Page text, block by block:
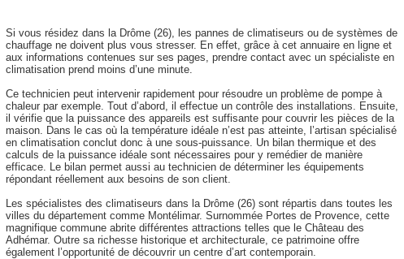
Si vous résidez dans la Drôme (26), les pannes de climatiseurs ou de systèmes de
chauffage ne doivent plus vous stresser. En effet, grâce à cet annuaire en ligne et
aux informations contenues sur ses pages, prendre contact avec un spécialiste en
climatisation prend moins d’une minute.
Ce technicien peut intervenir rapidement pour résoudre un problème de pompe à
chaleur par exemple. Tout d’abord, il effectue un contrôle des installations. Ensuite,
il vérifie que la puissance des appareils est suffisante pour couvrir les pièces de la
maison. Dans le cas où la température idéale n’est pas atteinte, l’artisan spécialisé
en climatisation conclut donc à une sous-puissance. Un bilan thermique et des
calculs de la puissance idéale sont nécessaires pour y remédier de manière
efficace. Le bilan permet aussi au technicien de déterminer les équipements
répondant réellement aux besoins de son client.
Les spécialistes des climatiseurs dans la Drôme (26) sont répartis dans toutes les
villes du département comme Montélimar. Surnommée Portes de Provence, cette
magnifique commune abrite différentes attractions telles que le Château des
Adhémar. Outre sa richesse historique et architecturale, ce patrimoine offre
également l’opportunité de découvrir un centre d’art contemporain.